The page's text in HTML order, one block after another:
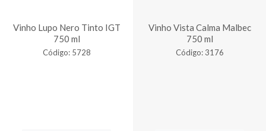
Vinho Lupo Nero Tinto IGT
750 ml
Código: 5728
Vinho Vista Calma Malbec
750 ml
Código: 3176